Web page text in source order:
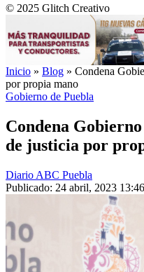
© 2025 Glitch Creativo
Inicio » Blog » Condena
por propia mano
Gobierno de Puebla
Condena
de justicia por
Diario ABC Puebla
Publicado: 24 abril, 2023 13:46